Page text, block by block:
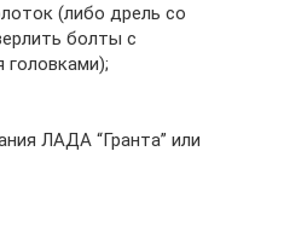
(либо дрель со
болты с
ЛАДА “Гранта” или